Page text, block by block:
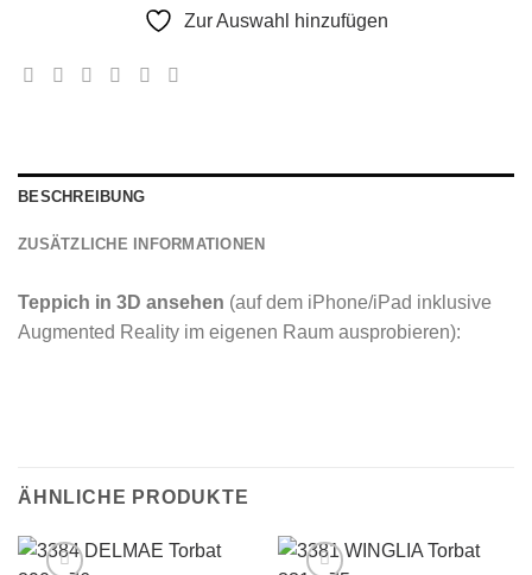
Zur Auswahl hinzufügen
BESCHREIBUNG
ZUSÄTZLICHE INFORMATIONEN
Teppich in 3D ansehen (auf dem iPhone/iPad inklusive
Augmented Reality im eigenen Raum ausprobieren):
ÄHNLICHE PRODUKTE